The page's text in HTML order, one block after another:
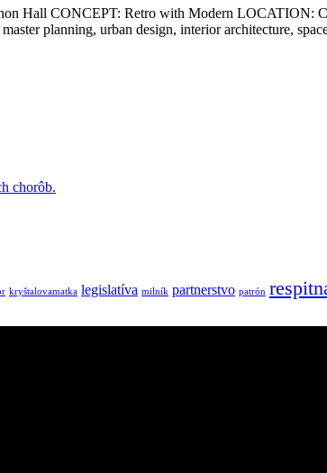
Hall CONCEPT: Retro with Modern LOCATION:
planning, urban design, interior architecture,
chorôb.
kryštalovamatka legislatíva milník partnerstvo patrón